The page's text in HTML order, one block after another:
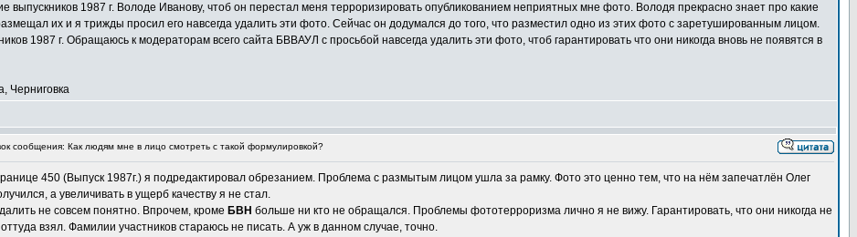
выпускников 1987 г. Володе Иванову, чтоб он перестал меня терроризировать опубликованием неприятных мне фото. Володя прекрасно знает про какие
их и я трижды просил его навсегда удалить эти фото. Сейчас он додумался до того, что разместил одно из этих фото с заретушированным лицом.
1987 г. Обращаюсь к модераторам всего сайта БВВАУЛ с просьбой навсегда удалить эти фото, чтоб гарантировать что они никогда вновь не появятся в
Черниговка
сообщения: Как людям мне в лицо смотреть с такой формулировкой?
450 (Выпуск 1987г.) я подредактировал обрезанием. Проблема с размытым лицом ушла за рамку. Фото это ценно тем, что на нём запечатлён Олег
а увеличивать в ущерб качеству я не стал.
не совсем понятно. Впрочем, кроме БВН больше ни кто не обращался. Проблемы фототерроризма лично я не вижу. Гарантировать, что они никогда не
взял. Фамилии участников стараюсь не писать. А уж в данном случае, точно.